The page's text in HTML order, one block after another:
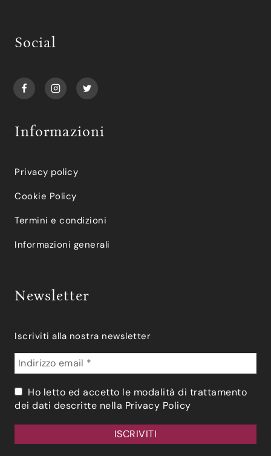
Social
Informazioni
Privacy policy
Cookie Policy
Termini e condizioni
Informazioni generali
Newsletter
Iscriviti alla nostra newsletter
Ho letto ed accetto le modalità di trattamento
dei dati descritte nella Privacy Policy